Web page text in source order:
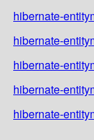
hibernate-
hibernate-
hibernate-
hibernate-
hibernate-